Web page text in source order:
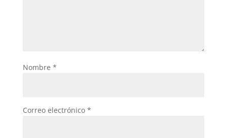
Nombre *
Correo electrónico *